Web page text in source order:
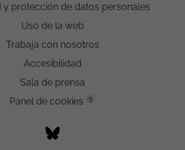
y protección de datos personales
Uso de la web
Trabaja con nosotros
Accesibilidad
Sala de prensa
Panel de cookies
5